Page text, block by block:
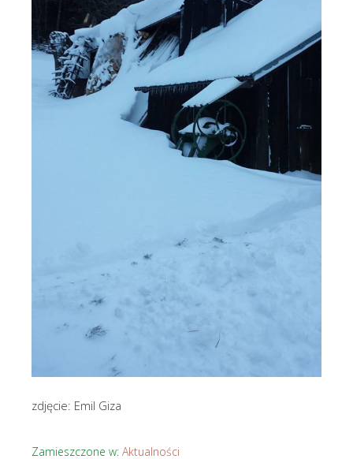
zdjęcie: Emil Giza
Zamieszczone w: Aktualności